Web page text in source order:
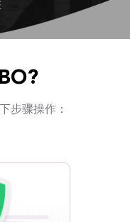
步骤操作：